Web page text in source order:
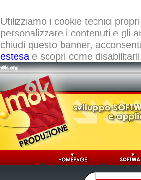
Utilizziamo i cookie tecnici
personalizzare i contenuti e gli
chiudi questo banner,
estesae scopri come